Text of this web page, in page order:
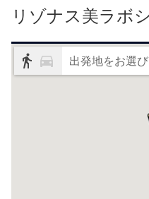
リゾナス美ラボ
出発地をお選